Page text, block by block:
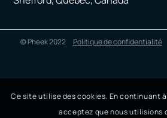
© Pheek 2022 Politique de confidentialité
Ce site utilise des cookies. En continuant
acceptez que nous utilisions